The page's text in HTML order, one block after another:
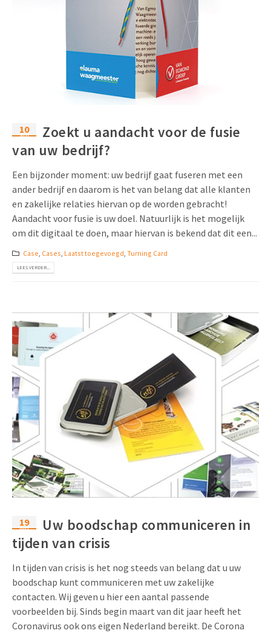
10
apr
Zoekt u aandacht voor de fusie
van uw bedrijf?
Een bijzonder moment: uw bedrijf gaat fuseren met een
ander bedrijf en daarom is het van belang dat alle klanten
en zakelijke relaties hiervan op de worden gebracht!
Aandacht voor fusie is uw doel. Natuurlijk is het mogelijk
om dit digitaal te doen, maar hiervan is bekend dat dit een...
Case, Cases, Laatst toegevoegd, Turning Card
LEES VERDER...
19
mrt
Uw boodschap communiceren in
tijden van crisis
In tijden van crisis is het nog steeds van belang dat u uw
boodschap kunt communiceren met uw zakelijke
contacten. Wij geven u hier een aantal passende
voorbeelden bij. Sinds begin maart van dit jaar heeft het
Coronavirus ook ons eigen Nederland bereikt. De Corona